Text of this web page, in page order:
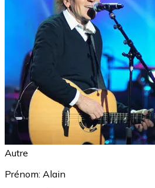
Autre
Prénom: Alain